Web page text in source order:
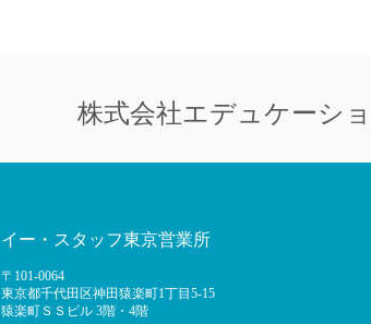
株式会社エデュケーシ
イー・スタッフ東京営業所
〒101-0064
東京都千代田区神田猿楽町1丁目5-15
猿楽町ＳＳビル 3階・4階